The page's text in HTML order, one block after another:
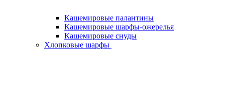
Кашемировые палантины
Кашемировые шарфы-ожерелья
Кашемировые снуды
Хлопковые шарфы